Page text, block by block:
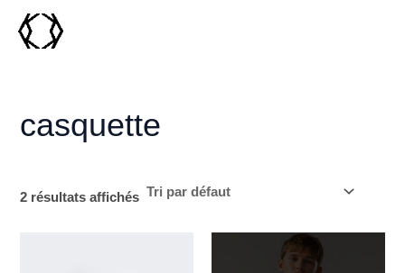
Aller
casquette
2 résultats affichés